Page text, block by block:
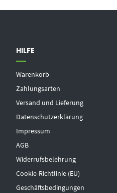
HILFE
Warenkorb
Zahlungsarten
Versand und Lieferung
Datenschutzerklärung
Impressum
AGB
Widerrufsbelehrung
Cookie-Richtlinie (EU)
Geschäftsbedingungen